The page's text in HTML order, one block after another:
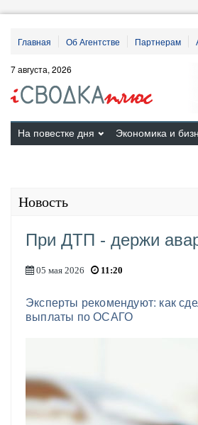
Главная Об Агентстве Партнерам
7 августа, 2026
На повестке дня Экономика и
Новость
При ДТП - держи
05 мая 2026 11:20
Эксперты рекомендуют: как
выплаты по ОСАГО